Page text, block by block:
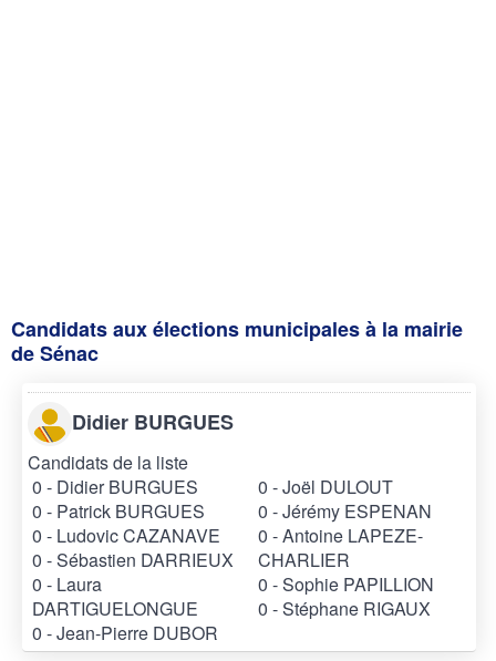
Candidats aux élections municipales à la mairie
de Sénac
Didier BURGUES
Candidats de la liste
0 - Didier BURGUES
0 - Patrick BURGUES
0 - Ludovic CAZANAVE
0 - Sébastien DARRIEUX
0 - Laura
DARTIGUELONGUE
0 - Jean-Pierre DUBOR
0 - Joël DULOUT
0 - Jérémy ESPENAN
0 - Antoine LAPEZE-
CHARLIER
0 - Sophie PAPILLION
0 - Stéphane RIGAUX